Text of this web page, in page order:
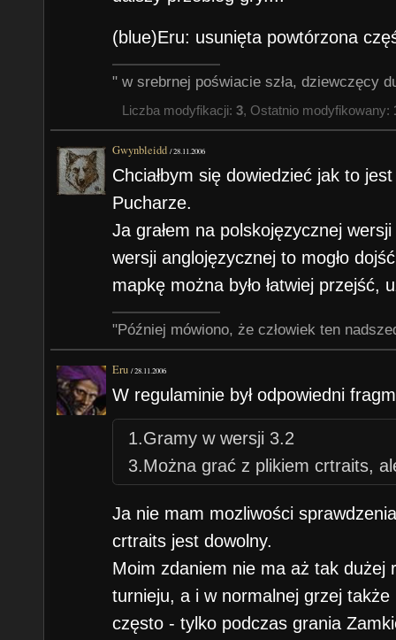
(blue)Eru: usunięta powtórzona
" w srebrnej poświacie szła, dziewczęcy
Liczba modyfikacji: 3, Ostatnio modyfikowany:
Gwynbleidd /28.11.2006
Chciałbym się dowiedzieć jak to
Pucharze.
Ja grałem na polskojęzycznej
wersji anglojęzycznej to mogło
mapkę można było łatwiej przejść,
"Później mówiono, że człowiek ten
Eru /28.11.2006
W regulaminie był odpowiedni
1.Gramy w wersji 3.2
3.Można grać z plikiem crtraits,
Ja nie mam mozliwości
crtraits jest dowolny.
Moim zdaniem nie ma aż tak dużej
turnieju, a i w normalnej grzej
często - tylko podczas grania